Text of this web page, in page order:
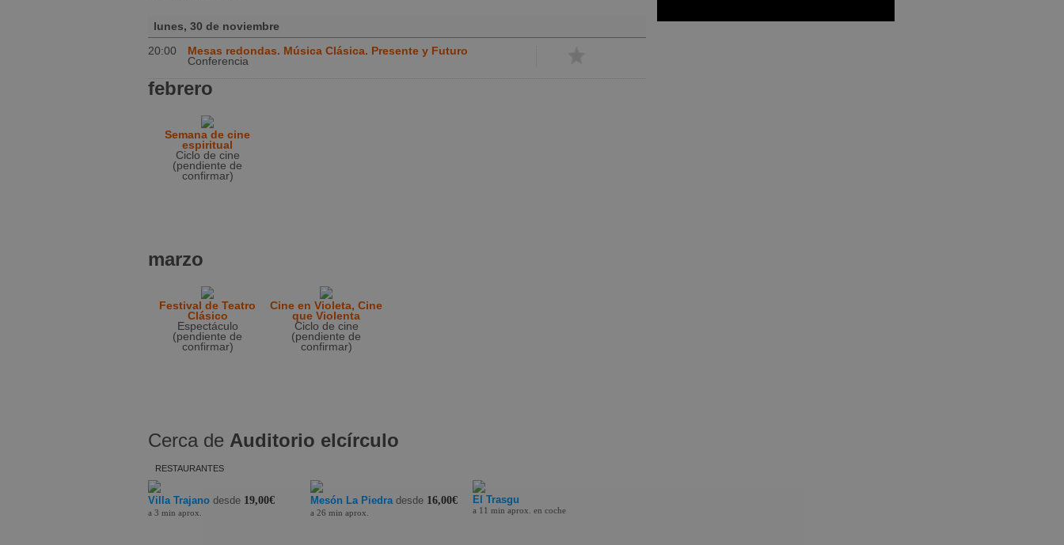
lunes, 30 de noviembre
20:00
Mesas redondas. Música Clásica. Presente y Futuro
Conferencia
febrero
Semana de cine
espiritual
Ciclo de cine
(pendiente de
confirmar)
marzo
Festival de Teatro
Clásico
Espectáculo
(pendiente de
confirmar)
Cine en Violeta, Cine
que Violenta
Ciclo de cine
(pendiente de
confirmar)
Cerca de Auditorio elcírculo
RESTAURANTES
Villa Trajano desde 19,00€
a 3 min aprox.
Mesón La Piedra desde 16,00€
a 26 min aprox.
El Trasgu
a 11 min aprox. en coche